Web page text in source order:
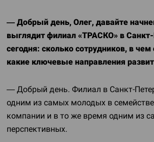
— Добрый день, Олег, давайте
выглядит филиал «ТРАСКО» в
сегодня: сколько сотрудников, в чем
какие ключевые направления
— Добрый день. Филиал в Санкт-
одним из самых молодых в
компании и в то же время одним из
перспективных.